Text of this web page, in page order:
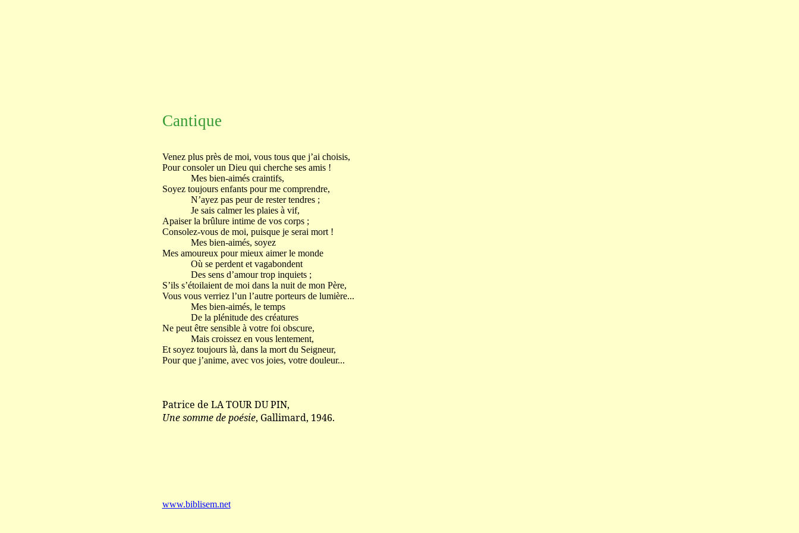
Cantique
Venez plus près de moi, vous tous que j’ai choisis,
Pour consoler un Dieu qui cherche ses amis !
Mes bien-aimés craintifs,
Soyez toujours enfants pour me comprendre,
N’ayez pas peur de rester tendres ;
Je sais calmer les plaies à vif,
Apaiser la brûlure intime de vos corps ;
Consolez-vous de moi, puisque je serai mort !
Mes bien-aimés, soyez
Mes amoureux pour mieux aimer le monde
Où se perdent et vagabondent
Des sens d’amour trop inquiets ;
S’ils s’étoilaient de moi dans la nuit de mon Père,
Vous vous verriez l’un l’autre porteurs de lumière...
Mes bien-aimés, le temps
De la plénitude des créatures
Ne peut être sensible à votre foi obscure,
Mais croissez en vous lentement,
Et soyez toujours là, dans la mort du Seigneur,
Pour que j’anime, avec vos joies, votre douleur...
Patrice de LA TOUR DU PIN,
Une somme de poésie, Gallimard, 1946.
www.biblisem.net